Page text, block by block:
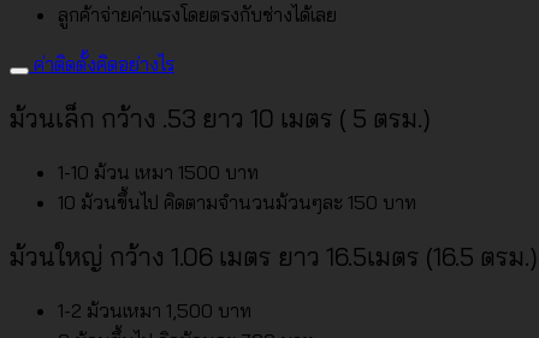
ลูกค้าจ่ายค่าแรงโดยตรงกับช่างได้เลย
ค่าติดตั้งคิดอย่างไร
ม้วนเล็ก กว้าง .53 ยาว 10 เมตร ( 5 ตรม.)
1-10 ม้วน เหมา 1500 บาท
10 ม้วนขึ้นไป คิดตามจำนวนม้วนๆละ 150 บาท
ม้วนใหญ่ กว้าง 1.06 เมตร ยาว 16.5เมตร (16.5 ตรม.)
1-2 ม้วนเหมา 1,500 บาท